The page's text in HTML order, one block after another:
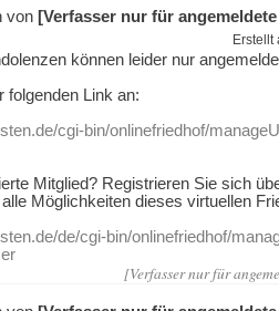
von [Verfasser nur für
Erstellt
können leider nur
folgenden Link an:
cgi-bin/onlinefriedhof/
Mitglied? Registrieren Sie sich
Möglichkeiten dieses virtuellen
de/cgi-bin/onlinefriedhof/
[Verfasser nur für